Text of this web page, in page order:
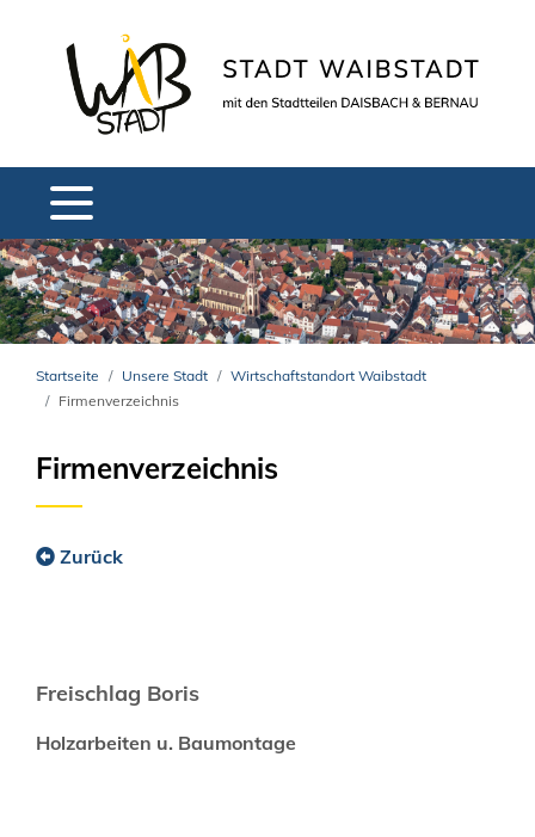
Startseite Unsere Stadt
Wirtschaftstandort Waibstadt
Firmenverzeichnis
Firmenverzeichnis
Zurück
Freischlag Boris
Holzarbeiten u. Baumontage